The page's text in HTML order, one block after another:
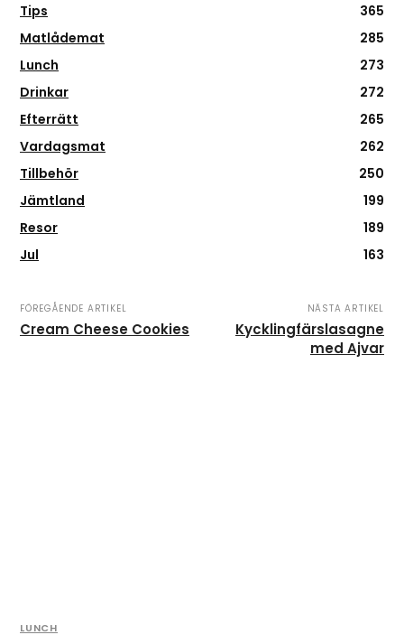
Tips
365
Matlådemat
285
Lunch
273
Drinkar
272
Efterrätt
265
Vardagsmat
262
Tillbehör
250
Jämtland
199
Resor
189
Jul
163
FÖREGÅENDE ARTIKEL
Cream Cheese Cookies
NÄSTA ARTIKEL
Kycklingfärslasagne
med Ajvar
LUNCH